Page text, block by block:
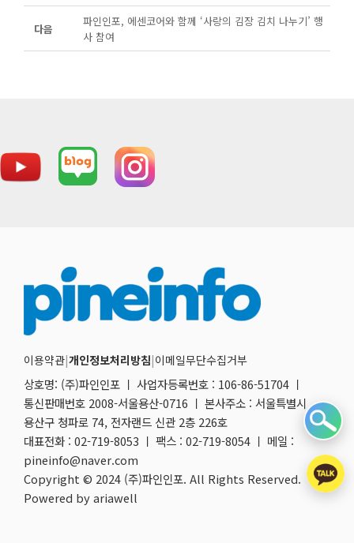
다음
파인인포, 에센코어와 함께 ‘사랑의 김장 김치 나누기’ 행
사 참여
이용약관|개인정보처리방침|이메일무단수집거부
상호명: (주)파인인포 ㅣ 사업자등록번호 : 106-86-51704 ㅣ
통신판매번호 2008-서울용산-0716 ㅣ 본사주소 : 서울특별시
용산구 청파로 74, 전자랜드 신관 2층 226호
대표전화 : 02-719-8053 ㅣ 팩스 : 02-719-8054 ㅣ 메일 :
pineinfo@naver.com
Copyright © 2024 (주)파인인포. All Rights Reserved.
Powered by ariawell